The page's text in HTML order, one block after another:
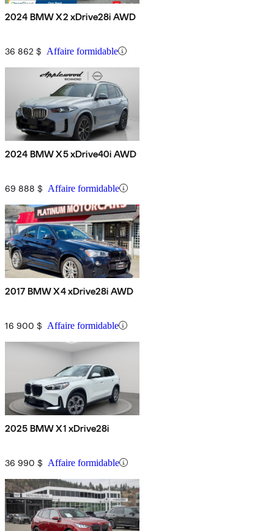
2024 BMW X2 xDrive28i AWD
36 862 $ Affaire formidable
2024 BMW X5 xDrive40i AWD
69 888 $ Affaire formidable
2017 BMW X4 xDrive28i AWD
16 900 $ Affaire formidable
2025 BMW X1 xDrive28i
36 990 $ Affaire formidable